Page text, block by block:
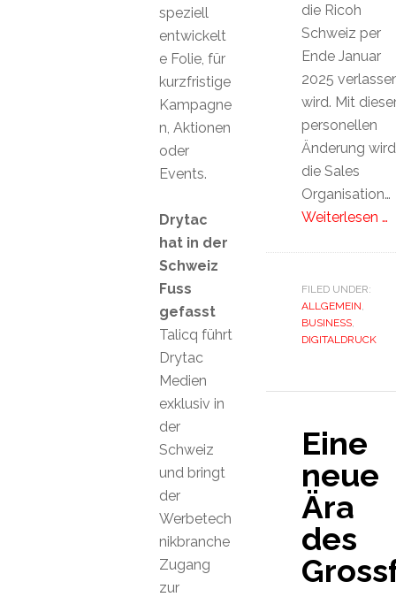
die Ricoh
Schweiz per
Ende Januar
2025
wird. Mit
personellen
Änderung wird
die Sales
Organisation…
Weiterlesen …
FILED UNDER:
ALLGEMEIN,
BUSINESS,
DIGITALDRUCK
Eine
neue
Ära
des
speziell
entwickelt
e Folie, für
kurzfristige
Kampagne
n, Aktionen
oder
Events.
Drytac
hat in der
Schweiz
Fuss
gefasst
Talicq führt
Drytac
Medien
exklusiv in
der
Schweiz
und bringt
der
Werbetech
nikbranche
Zugang
zur